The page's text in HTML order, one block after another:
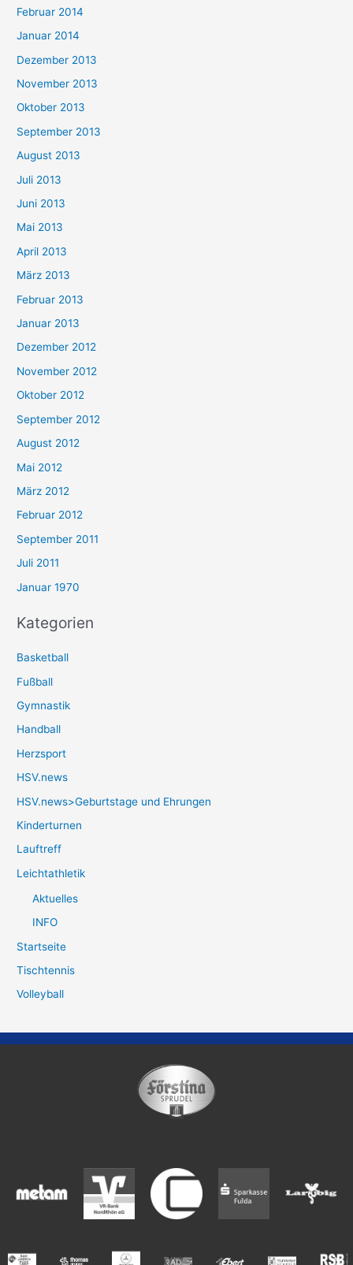
Februar 2014
Januar 2014
Dezember 2013
November 2013
Oktober 2013
September 2013
August 2013
Juli 2013
Juni 2013
Mai 2013
April 2013
März 2013
Februar 2013
Januar 2013
Dezember 2012
November 2012
Oktober 2012
September 2012
August 2012
Mai 2012
März 2012
Februar 2012
September 2011
Juli 2011
Januar 1970
Kategorien
Basketball
Fußball
Gymnastik
Handball
Herzsport
HSV.news
HSV.news>Geburtstage und Ehrungen
Kinderturnen
Lauftreff
Leichtathletik
Aktuelles
INFO
Startseite
Tischtennis
Volleyball